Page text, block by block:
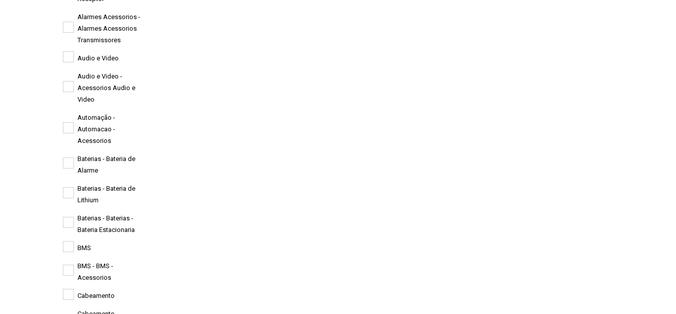
Alarmes Acessorios -
Alarmes Acessorios
Transmissores
Audio e Video
Audio e Video -
Acessorios Audio e
Video
Automação -
Automacao -
Acessorios
Baterias - Bateria de
Alarme
Baterias - Bateria de
Lithium
Baterias - Baterias -
Bateria Estacionaria
BMS
BMS - BMS -
Acessorios
Cabeamento